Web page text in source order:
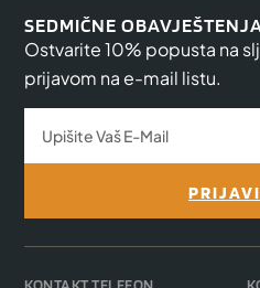
SEDMIČNE
Ostvarite 10% popusta na
prijavom na e-mail listu.